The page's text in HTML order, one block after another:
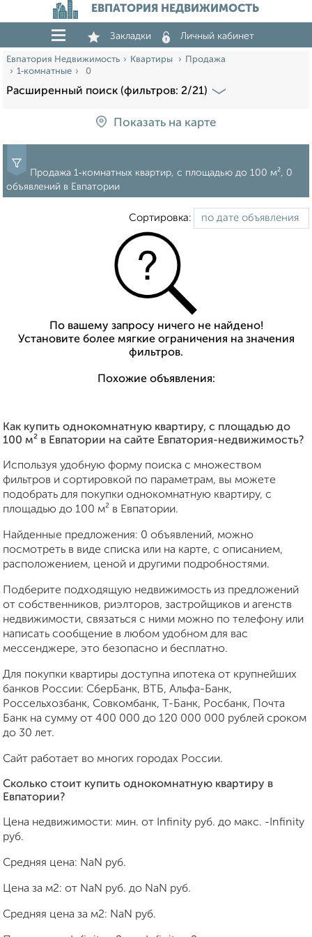
ЕВПАТОРИЯ НЕДВИЖИМОСТЬ
Закладки Личный кабинет
Евпатория Недвижимость Квартиры
Продажа
1‑комнатные
0
Расширенный поиск (фильтров: 2/21)
Показать на карте
Продажа 1‑комнатных квартир, c площадью до 100 м², 0
объявлений в Евпатории
Сортировка:
По вашему запросу ничего не найдено!
Установите более мягкие ограничения на значения
фильтров.
Похожие объявления:
Как купить однокомнатную квартиру, c площадью до
100 м² в Евпатории на сайте Евпатория-недвижимость?
Используя удобную форму поиска с множеством
фильтров и сортировкой по параметрам, вы можете
подобрать для покупки однокомнатную квартиру, c
площадью до 100 м² в Евпатории.
Найденные предложения: 0 объявлений, можно
посмотреть в виде списка или на карте, с описанием,
расположением, ценой и другими подробностями.
Подберите подходящую недвижимость из предложений
от собственников, риэлторов, застройщиков и агенств
недвижимости, связаться с ними можно по телефону или
написать сообщение в любом удобном для вас
мессенджере, это безопасно и бесплатно.
Для покупки квартиры доступна ипотека от крупнейших
банков России: СберБанк, ВТБ, Альфа-Банк,
Россельхозбанк, Совкомбанк, Т-Банк, Росбанк, Почта
Банк на сумму от 400 000 до 120 000 000 рублей сроком
до 30 лет.
Сайт работает во многих городах России.
Сколько стоит купить однокомнатную квартиру в
Евпатории?
Цена недвижимости: мин. от Infinity руб. до макс. -Infinity
руб.
Средняя цена: NaN руб.
Цена за м2: от NaN руб. до NaN руб.
Средняя цена за м2: NaN руб.